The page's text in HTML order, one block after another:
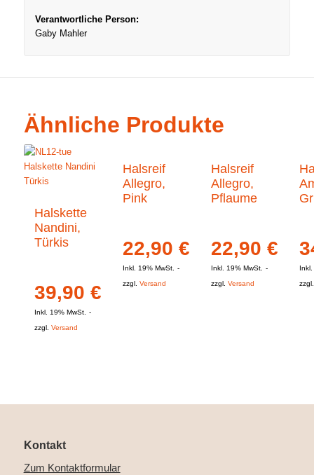
Verantwortliche Person:
Gaby Mahler
Ähnliche Produkte
Halskette
Nandini,
Türkis
39,90 €
Inkl. 19% MwSt.
zzgl. Versand
Halsreif
Allegro,
Pink
22,90 €
Inkl. 19% MwSt.
zzgl. Versand
Halsreif
Allegro,
Pflaume
22,90 €
Inkl. 19% MwSt.
zzgl. Versand
Kontakt
Zum Kontaktformular